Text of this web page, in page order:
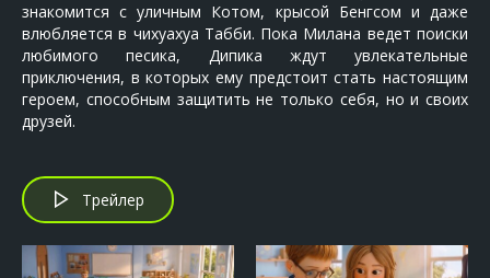
знакомится с уличным Котом, крысой Бенгсом и даже
влюбляется в чихуахуа Табби. Пока Милана ведет поиски
любимого песика, Дипика ждут увлекательные
приключения, в которых ему предстоит стать настоящим
героем, способным защитить не только себя, но и своих
друзей.
Трейлер